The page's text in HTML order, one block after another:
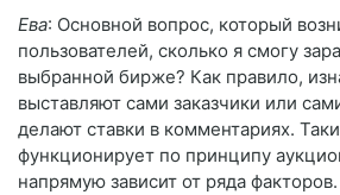
Ева: Основной вопрос, который
пользователей, сколько я смогу
выбранной бирже? Как правило,
выставляют сами заказчики или
делают ставки в комментариях.
функционирует по принципу
напрямую зависит от ряда